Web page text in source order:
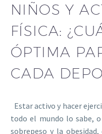
NIÑOS Y
FÍSICA:
ÓPTIMA
CADA
Estar activo y hacer
todo el mundo lo sabe,
sobrepeso y la